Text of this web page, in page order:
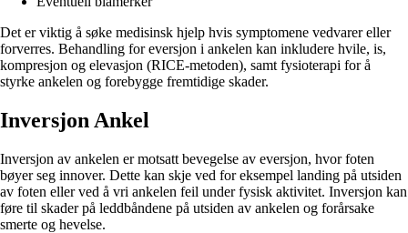
Det er viktig å søke medisinsk hjelp hvis symptomene vedvarer eller
forverres. Behandling for eversjon i ankelen kan inkludere hvile, is,
kompresjon og elevasjon (RICE-metoden), samt fysioterapi for å
styrke ankelen og forebygge fremtidige skader.
Inversjon Ankel
Inversjon av ankelen er motsatt bevegelse av eversjon, hvor foten
bøyer seg innover. Dette kan skje ved for eksempel landing på utsiden
av foten eller ved å vri ankelen feil under fysisk aktivitet. Inversjon kan
føre til skader på leddbåndene på utsiden av ankelen og forårsake
smerte og hevelse.